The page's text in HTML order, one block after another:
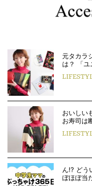
元タカラ
は？ 「
おいしい
お寿司は
ん!? どう
ぼほぼ当